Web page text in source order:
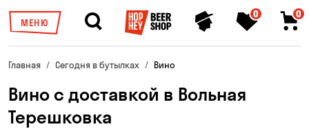
МЕНЮ
0 0
Главная Сегодня в бутылках Вино
Вино с доставкой в Вольная
Терешковка